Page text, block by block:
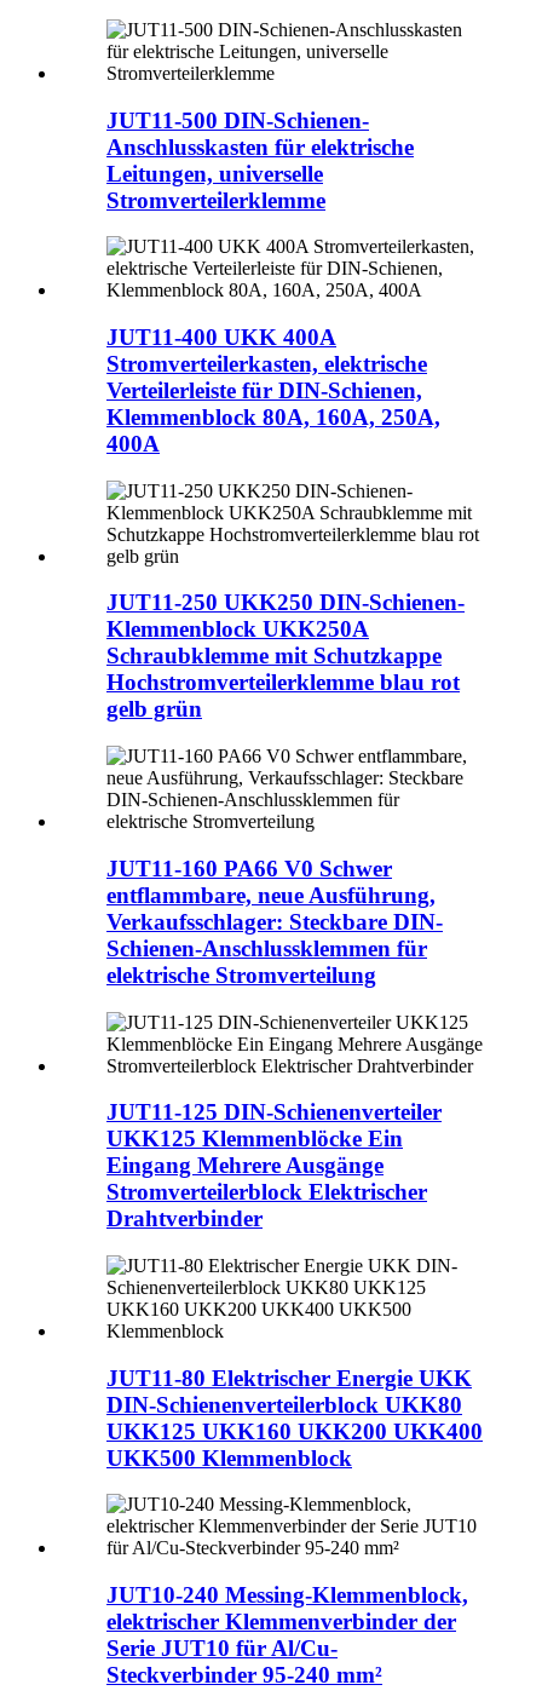
JUT11-500 DIN-Schienen-
Anschlusskasten für elektrische
Leitungen, universelle
Stromverteilerklemme
JUT11-400 UKK 400A
Stromverteilerkasten, elektrische
Verteilerleiste für DIN-Schienen,
Klemmenblock 80A, 160A, 250A,
400A
JUT11-250 UKK250 DIN-Schienen-
Klemmenblock UKK250A
Schraubklemme mit Schutzkappe
Hochstromverteilerklemme blau rot
gelb grün
JUT11-160 PA66 V0 Schwer
entflammbare, neue Ausführung,
Verkaufsschlager: Steckbare DIN-
Schienen-Anschlussklemmen für
elektrische Stromverteilung
JUT11-125 DIN-Schienenverteiler
UKK125 Klemmenblöcke Ein
Eingang Mehrere Ausgänge
Stromverteilerblock Elektrischer
Drahtverbinder
JUT11-80 Elektrischer Energie UKK
DIN-Schienenverteilerblock UKK80
UKK125 UKK160 UKK200 UKK400
UKK500 Klemmenblock
JUT10-240 Messing-Klemmenblock,
elektrischer Klemmenverbinder der
Serie JUT10 für Al/Cu-
Steckverbinder 95-240 mm²